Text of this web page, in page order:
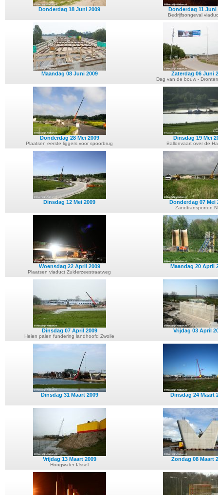
Donderdag 18 Juni 2009 Donderdag 11 Juni
Bedrijfsongeval
Maandag 08 Juni 2009 Zaterdag 06 Juni
Dag van de bouw -
Donderdag 28 Mei 2009
Plaatsen eerste liggers voor spoorbrug
Dinsdag 19 Mei
Ballonvaart over de
Dinsdag 12 Mei 2009 Donderdag 07 Mei
Zandtransporten
Woensdag 22 April 2009
Plaatsen viaduct Zuiderzeestraatweg
Maandag 20 April
Dinsdag 07 April 2009
Heien palen fundering landhoofd Zwolle
Vrijdag 03 April
Dinsdag 31 Maart 2009 Dinsdag 24 Maart
Vrijdag 13 Maart 2009
Hoogwater IJssel
Zondag 08 Maart